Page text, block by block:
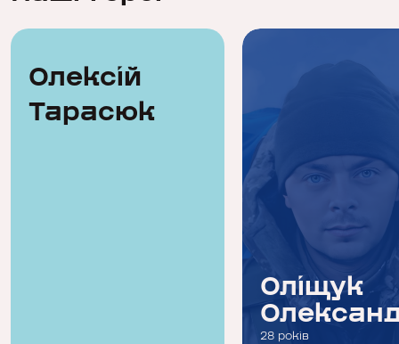
Олексій
Тарасюк
Оліщук
28 років